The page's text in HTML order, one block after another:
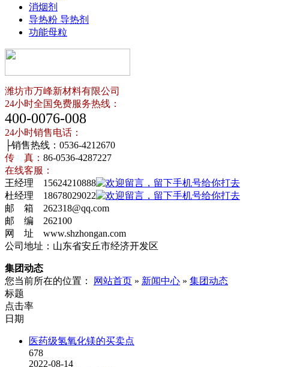
消烟剂
导热粉 导热剂
功能母粒
潍坊市万峰新材料有限公司
24小时全国免费服务热线：
400-0076-008
24小时销售电话：
├销售热线：0536-4212670
传 真： 86-0536-4287227
在线客服：
王经理 15624210888
杜经理 18678029022
邮 箱 262318@qq.com
邮 编 262100
网 址 www.shzhongan.com
公司地址：山东省安丘市经济开发区
集团动态
您当前所在的位置：
网站首页 » 新闻中心 » 集团动态
标题
点击率
日期
医药级氢氧化镁的买卖点
678
2022-08-14